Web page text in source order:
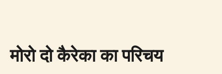
मोरो दो कैरेका का परिचय